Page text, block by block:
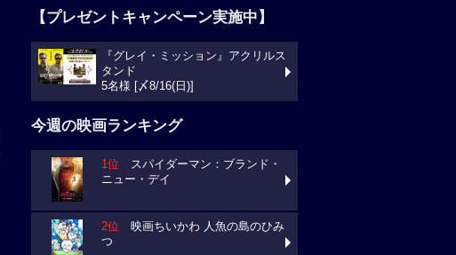
【プレゼントキャンペーン実施中】
『グレイ・ミッション』アクリルス
タンド
5名様 [〆8/16(日)]
今週の映画ランキング
1位 スパイダーマン：ブランド・
ニュー・デイ
2位 映画ちいかわ 人魚の島のひみ
つ